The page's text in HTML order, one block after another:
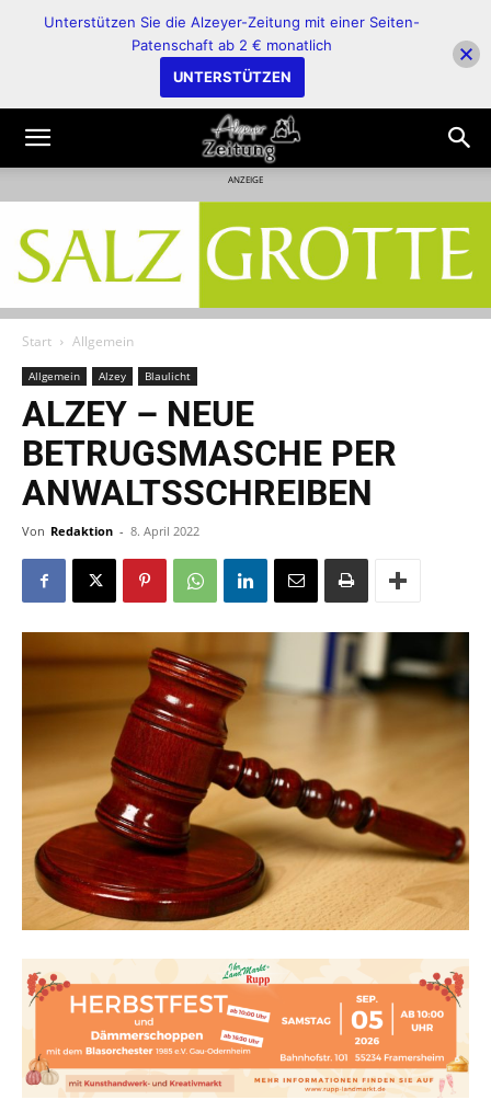
ANZEIGE
Start Allgemein
Allgemein Alzey Blaulicht
ALZEY – NEUE
BETRUGSMASCHE PER
ANWALTSSCHREIBEN
Von Redaktion - 8. April 2022
Unterstützen Sie die Alzeyer-Zeitung mit einer Seiten-
Patenschaft ab 2 € monatlich
UNTERSTÜTZEN